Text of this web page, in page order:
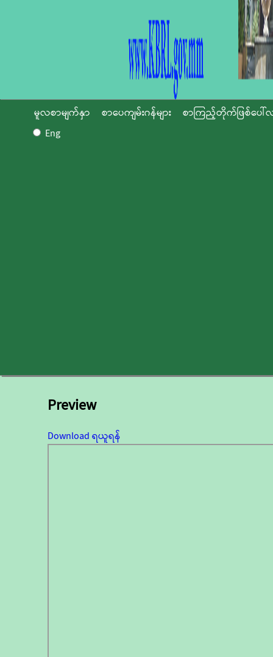
မူလစာမျက်နှာ စာပေကျမ်းဂန်များ
စာကြည့်တိုက်ဖြစ်ပေါ်
Eng
Preview
Download ရယူရန်